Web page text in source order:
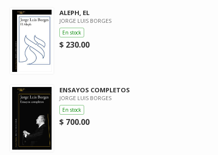
ALEPH, EL
JORGE LUIS BORGES
En stock
$ 230.00
ENSAYOS COMPLETOS
JORGE LUIS BORGES
En stock
$ 700.00